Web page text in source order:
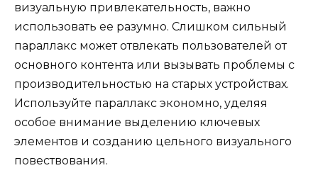
визуальную привлекательность, важно
использовать ее разумно. Слишком сильный
параллакс может отвлекать пользователей от
основного контента или вызывать проблемы с
производительностью на старых устройствах.
Используйте параллакс экономно, уделяя
особое внимание выделению ключевых
элементов и созданию цельного визуального
повествования.